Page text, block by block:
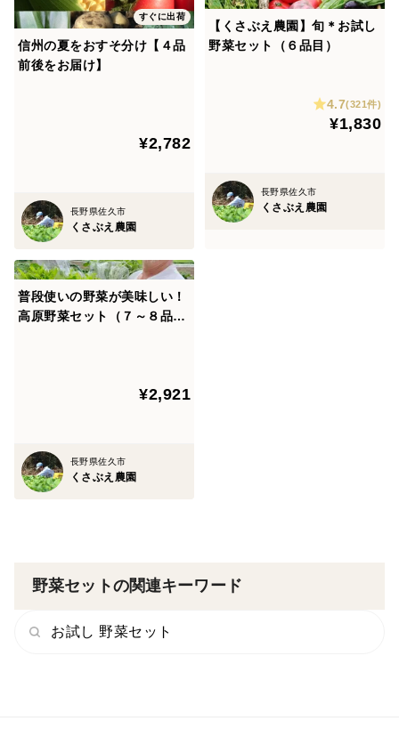
◯ 春のお届け ◯
まだまだ寒いので無加温のハウスで育てた野菜が中心で
す。６月頃から露地栽培の野菜に移行していきます。
キャベツ、レタス、ロメインレタス、オークレタス、
ルーコラ、チンゲンサイ、小松菜、ホーレンソウ、小ネ
ギ、ブロッコリー、葉タマネギ、ミックスレタス、水
菜、からし菜など
＜根菜類＞
大根、カブなど
を満喫してください。
ン、スウィートコーンなど
＜葉菜類＞
すぐに出荷
信州の夏をおすそ分け【４品
前後をお届け】
¥2,782
長野県佐久市
くさぶえ農園
【くさぶえ農園】旬＊お試し
野菜セット（６品目）
4.7(321件)
¥1,830
長野県佐久市
くさぶえ農園
普段使いの野菜が美味しい！
高原野菜セット（７～８品
¥2,921
長野県佐久市
くさぶえ農園
野菜セットの関連キーワード
お試し 野菜セット